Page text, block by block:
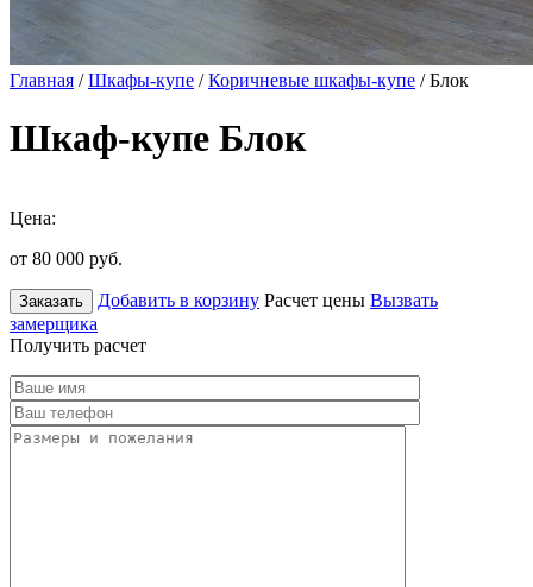
Главная /Шкафы-купе /Коричневые шкафы-купе / Блок
Шкаф-купе Блок
Цена:
от 80 000 руб.
Заказать Добавить в корзину Расчет цены Вызвать
замерщика
Получить расчет